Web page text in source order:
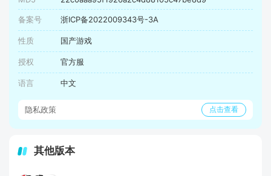
备案号 浙ICP备2022009343号-3A
性质 国产游戏
授权 官方服
语言 中文
隐私政策 点击查看
其他版本